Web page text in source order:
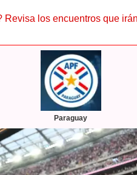
los encuentros que irán
Paraguay